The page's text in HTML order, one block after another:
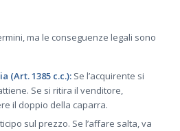
ma le conseguenze legali sono
(Art. 1385 c.c.):Se l’acquirente si
Se si ritira il venditore,
il doppio della caparra.
sul prezzo. Se l’affare salta, va